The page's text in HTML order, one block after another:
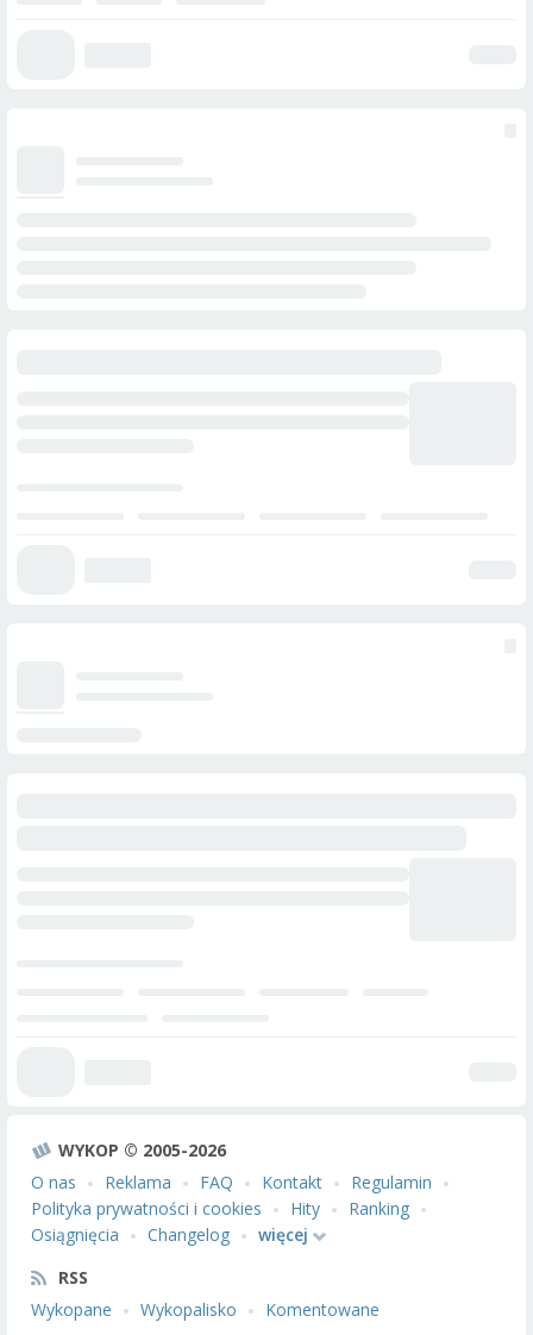
WYKOP © 2005-2026
O nas
Reklama FAQ Kontakt
Regulamin
Polityka prywatności i cookies
Hity
Ranking
Osiągnięcia
Changelog
więcej
RSS
Wykopane
Wykopalisko Komentowane